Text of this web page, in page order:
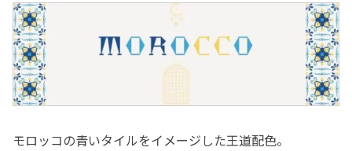
モロッコの青いタイルをイメージした王道配色。